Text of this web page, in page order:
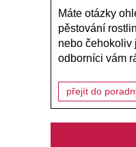
Máte otázky
pěstování
nebo čehokoliv
odborníci vám
přejít do